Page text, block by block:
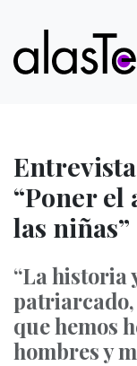
“Poner el
las niñas”
“La historia
que hemos
hombres y